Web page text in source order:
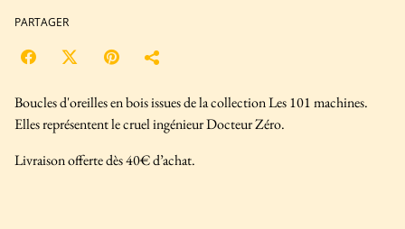
PARTAGER
Boucles d'oreilles en bois issues de la collection Les 101 machines.
Elles représentent le cruel ingénieur Docteur Zéro.
Livraison offerte dès 40€ d’achat.